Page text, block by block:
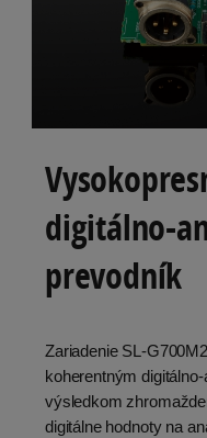
digitálno-
prevodník
Zariadenie SL-
koherentným
výsledkom
digitálne hodnoty na